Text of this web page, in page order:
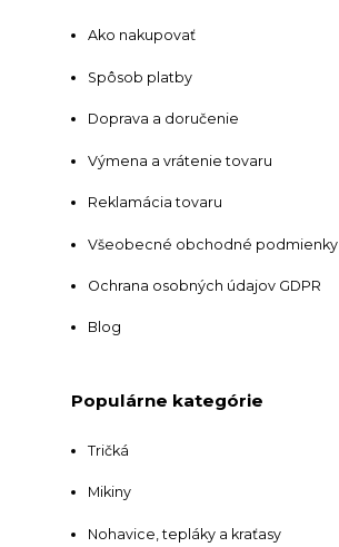
Ako nakupovať
Spôsob platby
Doprava a doručenie
Výmena a vrátenie tovaru
Reklamácia tovaru
Všeobecné obchodné podmienky
Ochrana osobných údajov GDPR
Blog
Populárne kategórie
Tričká
Mikiny
Nohavice, tepláky a kraťasy